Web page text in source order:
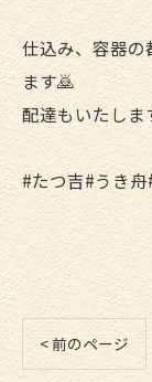
仕込み、容器
ます🙇
配達もいたしま
#たつ吉#うき
< 前のページ